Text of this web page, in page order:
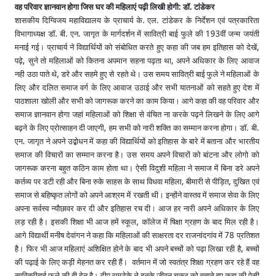
वह परिवार ज्ञानवान होगा जिस घर की महिलाएं पढ़ी लिखी होगी: डॉ. टांडेकर
शासकीय दिग्विजय महाविद्यालय के प्राचार्य के. एल. टांडेकर के निर्देशन एवं पत्रकारिता
विभागाध्यक्ष डॉ. बी. एन. जागृत के मार्गदर्शन में सावित्री बाई फुले की 193वीं जन्म जयंती
मनाई गई। प्राचार्य ने विद्यार्थियों को संबोधित करते हुए कहा की जब हम इतिहास को देखें,
पढ़े, सुने तो महिलाओं को कितना अपमान सहना पढ़ता था, अपने अधिकार के लिए आवाज
नही उठा पाते थे, डरे और सहमे हुए से रहते थे। उस समय सावित्री बाई फुले ने महिलाओं के
लिए और दलित समाज वर्ग के लिए आवाज उठाई और सभी यातनाओं को सहते हुए देश में
पाठशाला खोली और सभी को जागरूक करने का काम किया। आगे कहा की वह परिवार और
समाज ज्ञानवान होगा जहां महिलाओं को शिक्षा से वंचित ना करके पढ़ने लिखने के लिए आगे
बढ़ने के लिए प्रोत्साहन दी जाएगी, हम सभी को नारी शक्ति का सम्मान करना होगा। डॉ. बी.
एन. जागृत ने अपने उद्बोधन में कहा की विद्यार्थियों को इतिहास के बारे में बताना और भारतीय
समाज की विचारों का सम्मान करना है। उस समय अपने विचारों को बांटना और लोगो को
जागरूक करना बहुत कठिन काम होता था। ऐसी विदुशी महिला ने समाज में बिना डरे अपने
कर्तव्य पर डटी रही और बिना रुके साहस के साथ विधवा महिला, बीमारी से पीड़ित, दुखित एवं
समाज से बहिष्कृत लोगों को अपने आश्रम में रखती थी। इन्होंने वास्तव में समाज सेवा के लिए
अपना सर्वस्व न्यौछावर कर दी और इतिहास रच दी। आज हर नारी अपने अधिकार के लिए
लड़ रही है। इसकी शिक्षा भी आज हमें स्कूल, कॉलेज में षिक्षा ग्रहण के बाद मिल रही है।
आगे विद्यार्थी मनीष देवांगन ने कहा कि महिलाओं की साक्षरता दर राजनांदगांव में 78 प्रतिशत
है। फिर भी आज महिलाएं अशिक्षित होने के बाद भी अपने बच्चों को पढ़ा लिखा रही है, बच्चों
की पढ़ाई के लिए कड़ी मेहनत कर रही हैं। वर्तमान में जो स्वतंत्र शिक्षा ग्रहण कर रहे हैं वह